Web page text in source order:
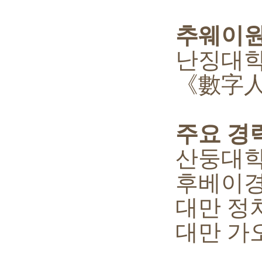
추웨이원
난징대학
《數字人文
주요 경력
산둥대학
후베이경
대만 정치
대만 가오